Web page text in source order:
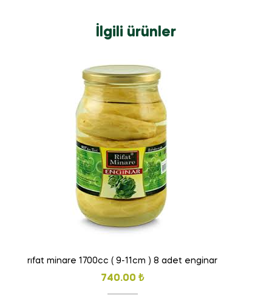
İlgili ürünler
rıfat minare 1700cc ( 9-11cm ) 8 adet enginar
740.00 ₺